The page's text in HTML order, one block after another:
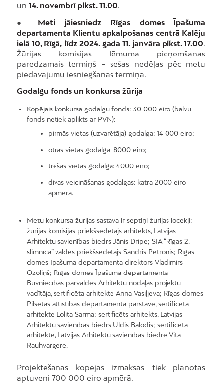
un 14. novembrī plkst. 11.00.
● Meti jāiesniedz Rīgas domes Īpašuma
departamenta Klientu apkalpošanas centrā Kalēju
ielā 10, Rīgā, līdz 2024. gada 11. janvāra plkst. 17.00
Žūrijas komisijas lēmuma pieņemšanas
paredzamais termiņš – sešas nedēļas pēc metu
piedāvājumu iesniegšanas termiņa.
Godalgu fonds un konkursa žūrija
Kopējais konkursa godalgu fonds: 30 000 eiro (balvu
fonds netiek aplikts ar PVN):
pirmās vietas (uzvarētāja) godalga: 14 000 eiro;
otrās vietas godalga: 8000 eiro;
trešās vietas godalga: 4000 eiro;
divas veicināšanas godalgas: katra 2000 eiro
apmērā.
Metu konkursa žūrijas sastāvā ir septiņi žūrijas locekļi:
žūrijas komisijas priekšsēdētājs arhitekts, Latvijas
Arhitektu savienības biedrs Jānis Dripe; SIA “Rīgas 2.
slimnīca” valdes priekšsēdētājs Sandris Petronis; Rīgas
domes Īpašuma departamenta direktors Vladimirs
Ozoliņš; Rīgas domes Īpašuma departamenta
Būvniecības pārvaldes Arhitektu nodaļas projektu
vadītāja, sertificēta arhitekte Anna Vasiļjeva; Rīgas domes
Pilsētas attīstības departamenta pārstāve, sertificēta
arhitekte Lolita Sarma; sertificēts arhitekts, Latvijas
Arhitektu savienības biedrs Uldis Balodis; sertificēta
arhitekte, Latvijas Arhitektu savienības biedre Vita
Rauhvargere.
Projektēšanas kopējās izmaksas tiek plānotas
aptuveni 700 000 eiro apmērā.